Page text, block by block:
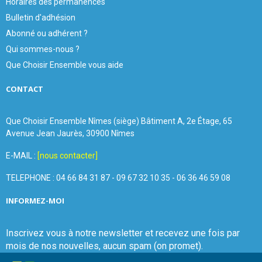
Horaires des permanences
Bulletin d'adhésion
Abonné ou adhérent ?
Qui sommes-nous ?
Que Choisir Ensemble vous aide
CONTACT
Que Choisir Ensemble Nîmes (siège) Bâtiment A, 2e Étage, 65
Avenue Jean Jaurès, 30900 Nîmes
E-MAIL : [nous contacter]
TELEPHONE : 04 66 84 31 87 - 09 67 32 10 35 - 06 36 46 59 08
INFORMEZ-MOI
Inscrivez vous à notre newsletter et recevez une fois par
mois de nos nouvelles, aucun spam (on promet).